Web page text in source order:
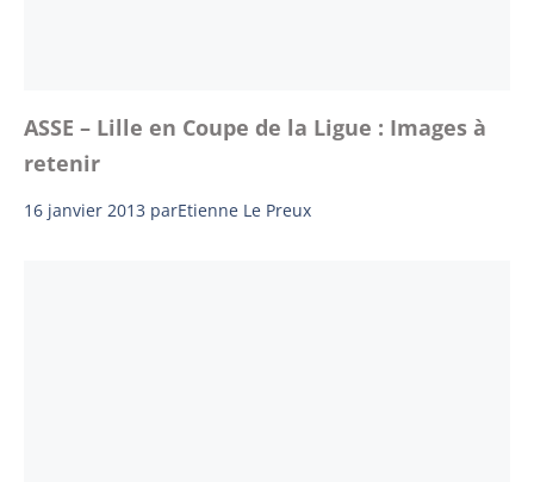
ASSE – Lille en Coupe de la Ligue : Images à
retenir
16 janvier 2013 parEtienne Le Preux